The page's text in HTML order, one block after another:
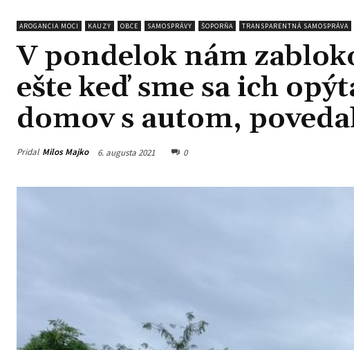
AROGANCIA MOCI KAUZY OBCE SAMOSPRÁVY ŠOPORŇA TRANSPARENTNÁ SAMOSPRÁVA
V pondelok nám
ešte keď sme sa ich
domov s autom,
Pridal Milos Majko 6. augusta 2021 0